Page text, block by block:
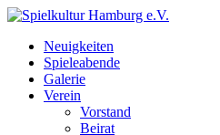
Neuigkeiten
Spieleabende
Galerie
Verein
Vorstand
Beirat